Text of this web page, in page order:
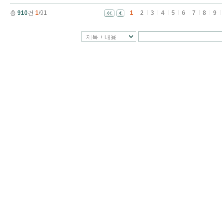
총 910건 1/91 1 2 3 4 5 6 7 8 9
제목 + 내용